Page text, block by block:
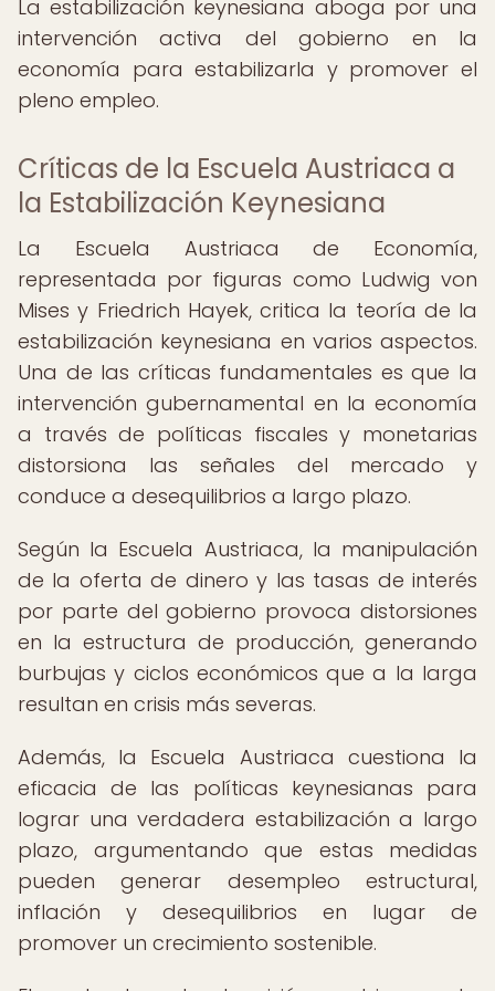
La estabilización keynesiana aboga por una
intervención activa del gobierno en la
economía para estabilizarla y promover el
pleno empleo.
Críticas de la Escuela Austriaca a
la Estabilización Keynesiana
La Escuela Austriaca de Economía,
representada por figuras como Ludwig von
Mises y Friedrich Hayek, critica la teoría de la
estabilización keynesiana en varios aspectos.
Una de las críticas fundamentales es que la
intervención gubernamental en la economía
a través de políticas fiscales y monetarias
distorsiona las señales del mercado y
conduce a desequilibrios a largo plazo.
Según la Escuela Austriaca, la manipulación
de la oferta de dinero y las tasas de interés
por parte del gobierno provoca distorsiones
en la estructura de producción, generando
burbujas y ciclos económicos que a la larga
resultan en crisis más severas.
Además, la Escuela Austriaca cuestiona la
eficacia de las políticas keynesianas para
lograr una verdadera estabilización a largo
plazo, argumentando que estas medidas
pueden generar desempleo estructural,
inflación y desequilibrios en lugar de
promover un crecimiento sostenible.